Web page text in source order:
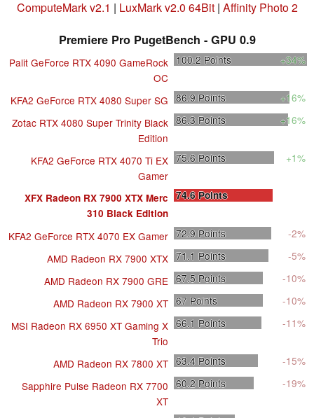
ComputeMark v2.1 | LuxMark v2.0 64Bit| Affinity Photo 2
Premiere Pro PugetBench - GPU 0.9
Palit GeForce RTX 4090 GameRock
OC
100.2 Points +34%
KFA2 GeForce RTX 4080 Super SG 86.9 Points
+16%
Zotac RTX 4080 Super Trinity Black
Edition
86.3 Points +16%
KFA2 GeForce RTX 4070 Ti EX
Gamer
75.6 Points +1%
XFX Radeon RX 7900 XTX Merc
310 Black Edition
74.6 Points
KFA2 GeForce RTX 4070 EX Gamer 72.9 Points
-2%
AMD Radeon RX 7900 XTX 71.1 Points
-5%
AMD Radeon RX 7900 GRE 67.5 Points
-10%
AMD Radeon RX 7900 XT 67 Points
-10%
MSI Radeon RX 6950 XT Gaming X
Trio
66.1 Points -11%
AMD Radeon RX 7800 XT 63.4 Points
-15%
Sapphire Pulse Radeon RX 7700
XT
60.2 Points -19%